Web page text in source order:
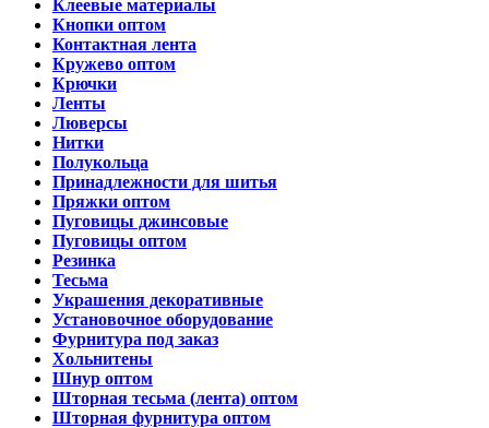
Клеевые материалы
Кнопки оптом
Контактная лента
Кружево оптом
Крючки
Ленты
Люверсы
Нитки
Полукольца
Принадлежности для шитья
Пряжки оптом
Пуговицы джинсовые
Пуговицы оптом
Резинка
Тесьма
Украшения декоративные
Установочное оборудование
Фурнитура под заказ
Хольнитены
Шнур оптом
Шторная тесьма (лента) оптом
Шторная фурнитура оптом